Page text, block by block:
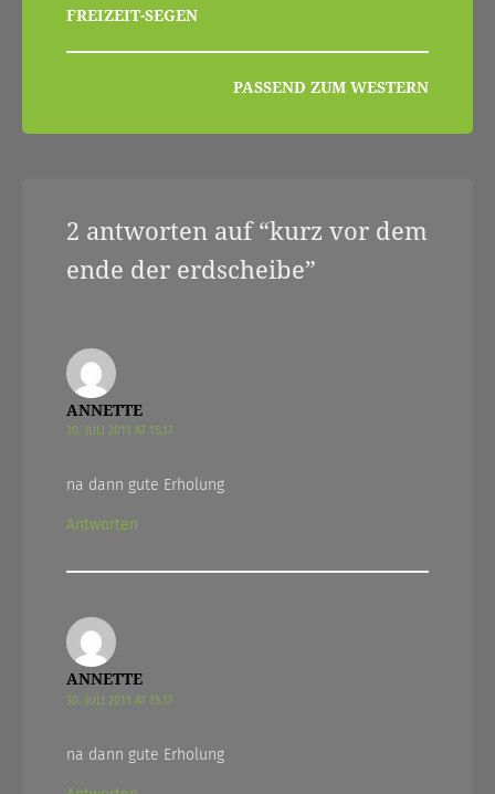
beitragsnavigation
FREIZEIT-SEGEN
PASSEND ZUM WESTERN
2 antworten auf “kurz vor dem
ende der erdscheibe”
ANNETTE
30. JULI 2011 AT 15.17
na dann gute Erholung
Antworten
ANNETTE
30. JULI 2011 AT 15.17
na dann gute Erholung